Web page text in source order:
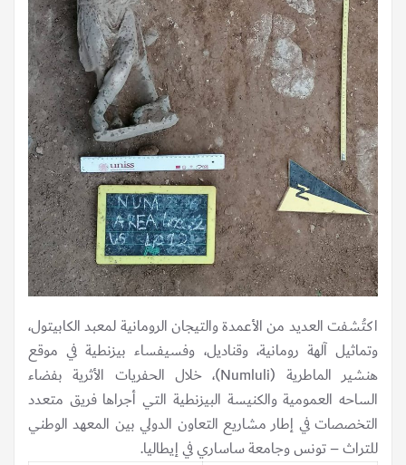
اكتُشفت العديد من الأعمدة والتيجان الرومانية لمعبد الكابيتول،
وتماثيل آلهة رومانية، وقناديل، وفسيفساء بيزنطية في موقع
هنشير الماطرية (Numluli)، خلال الحفريات الأثرية بفضاء
الساحه العمومية والكنيسة البيزنطية التي أجراها فريق متعدد
التخصصات في إطار مشاريع التعاون الدولي بين المعهد الوطني
للتراث – تونس وجامعة ساساري في إيطاليا.